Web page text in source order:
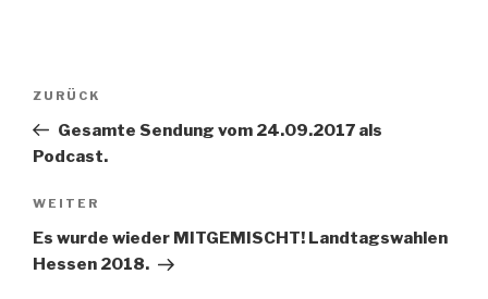
Beitragsnavigation
Vorheriger
Beitrag
ZURÜCK
Gesamte Sendung vom 24.09.2017 als
Podcast.
Nächster
Beitrag
WEITER
Es wurde wieder MITGEMISCHT! Landtagswahlen
Hessen 2018.